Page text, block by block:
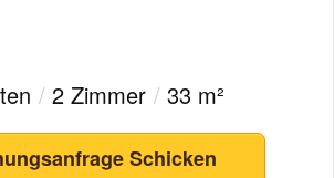
/2 Zimmer /33 m²
Schicken